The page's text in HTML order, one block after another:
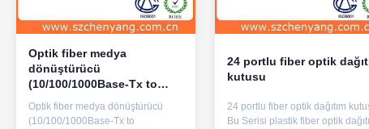
Optik fiber medya
dönüştürücü
(10/100/1000Base-Tx to
1000Base-LX 1550nm
Single mode 60Km)
Optik fiber medya dönüştürücü
(10/100/1000Base-Tx to
24 portlu fiber optik
kutusu
24 portlu fiber optik dağıtım
Bu Serisi plastik fiber optik